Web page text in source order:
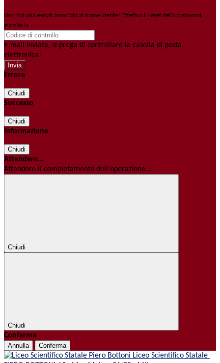
Non hai una e-mail associata al nome utente? Effettua il reset della password
tramite la
E-mail inviata, si prega di controllare la casella di posta
elettronica!
Errore
Chiudi
Successo
Chiudi
Informazione
Chiudi
Attendere...
Attendere il completamento dell'operazione...
Chiudi
Chiudi
Conferma
Annulla Conferma
Liceo Scientifico Statale